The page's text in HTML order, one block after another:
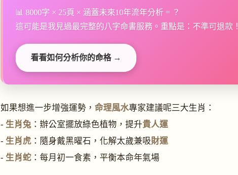
📊 8000字 × 25頁 × 涵蓋未來10年流年分析 = ？
這可能是我見過最完整的八字命書服務。重點是：不準可退款！
看看如何分析你的命格 →
如果想進一步增強運勢， 命理風水專家建議呢三大生肖：
- 生肖兔 ：辦公室擺放綠色植物，提升貴人運
- 生肖虎 ：隨身戴黑曜石，化解太歲兼吸財運
- 生肖蛇 ：每月初一食素，平衡本命年氣場